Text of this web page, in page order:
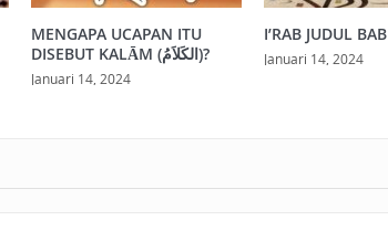
MENGAPA UCAPAN ITU
DISEBUT KALĀM (الكَلاَمُ)?
Januari 14, 2024
I’RAB JUDUL BAB
Januari 14, 2024